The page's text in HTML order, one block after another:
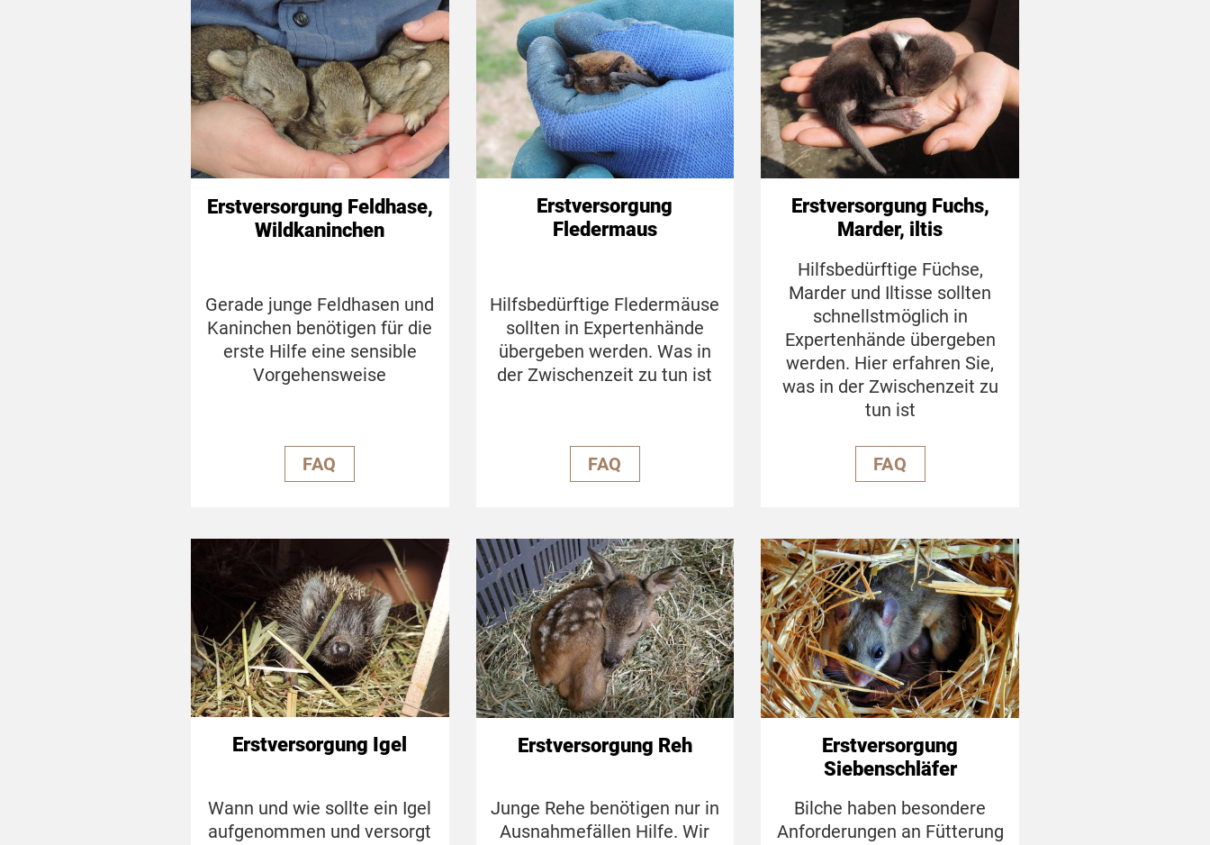
Erstversorgung Feldhase,
Wildkaninchen
Gerade junge Feldhasen und
Kaninchen benötigen für die
erste Hilfe eine sensible
Vorgehensweise
FAQ
Erstversorgung
Fledermaus
Hilfsbedürftige Fledermäuse
sollten in Expertenhände
übergeben werden. Was in
der Zwischenzeit zu tun ist
FAQ
Erstversorgung Fuchs,
Marder, iltis
Hilfsbedürftige Füchse,
Marder und Iltisse sollten
schnellstmöglich in
Expertenhände übergeben
werden. Hier erfahren Sie,
was in der Zwischenzeit zu
tun ist
FAQ
Erstversorgung Igel
Wann und wie sollte ein Igel
aufgenommen und versorgt
Erstversorgung Reh
Junge Rehe benötigen nur in
Ausnahmefällen Hilfe. Wir
Erstversorgung
Siebenschläfer
Bilche haben besondere
Anforderungen an Fütterung